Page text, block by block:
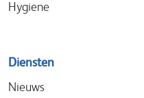
Hygiene
Diensten
Nieuws